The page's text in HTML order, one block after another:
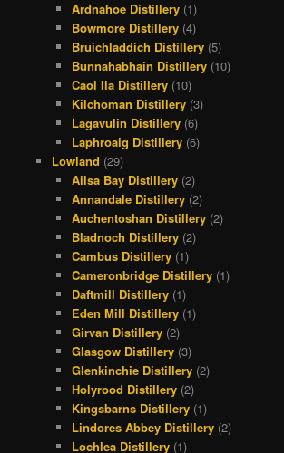
Ardnahoe Distillery (1)
Bowmore Distillery (4)
Bruichladdich Distillery (5)
Bunnahabhain Distillery (10)
Caol Ila Distillery (10)
Kilchoman Distillery (3)
Lagavulin Distillery (6)
Laphroaig Distillery (6)
Lowland (29)
Ailsa Bay Distillery (2)
Annandale Distillery (2)
Auchentoshan Distillery (2)
Bladnoch Distillery (2)
Cambus Distillery (1)
Cameronbridge Distillery (1)
Daftmill Distillery (1)
Eden Mill Distillery (1)
Girvan Distillery (2)
Glasgow Distillery (3)
Glenkinchie Distillery (2)
Holyrood Distillery (2)
Kingsbarns Distillery (1)
Lindores Abbey Distillery (2)
Lochlea Distillery (1)